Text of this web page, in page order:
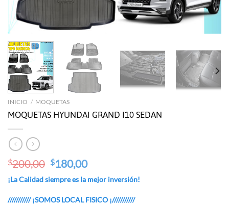
INICIO / MOQUETAS
MOQUETAS HYUNDAI GRAND I10 SEDAN
$200,00 Original
was:
$180,00Current
is:
¡La Calidad siempre es la mejor inversión!
/////////// ¡SOMOS LOCAL FISICO ¡///////////